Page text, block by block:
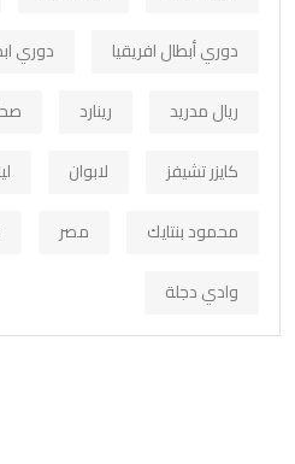
دوري أبطال افريقيا
دوري
ريال مدريد
رينارد
كايزر تشيفز
لابوان
محمود بنتايك
مصر
وادي دجلة